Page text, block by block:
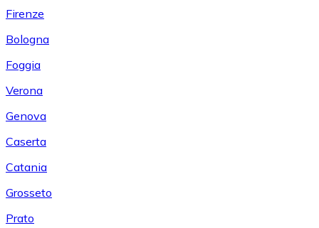
Firenze
Bologna
Foggia
Verona
Genova
Caserta
Catania
Grosseto
Prato